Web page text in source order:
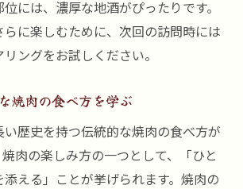
には、濃厚な地酒がぴったりです。
に楽しむために、次回の訪問時には
ングをお試しください。
焼肉の食べ方を学ぶ
歴史を持つ伝統的な焼肉の食べ方が
肉の楽しみ方の一つとして、「ひと
える」ことが挙げられます。焼肉の